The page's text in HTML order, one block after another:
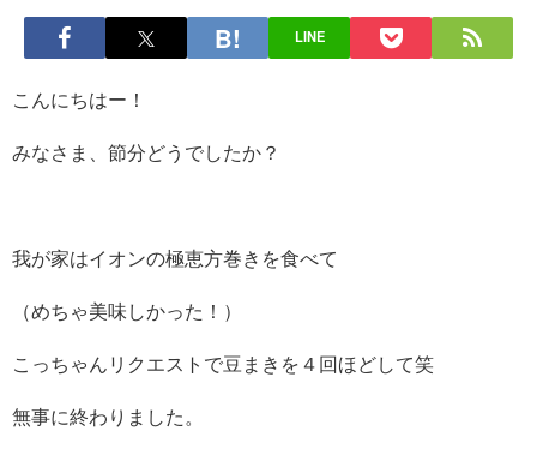
LINE
こんにちはー！
みなさま、節分どうでしたか？
我が家はイオンの極恵方巻きを食べて
（めちゃ美味しかった！）
こっちゃんリクエストで豆まきを４回ほどして笑
無事に終わりました。